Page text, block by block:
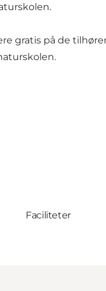
gratis på de
Faciliteter